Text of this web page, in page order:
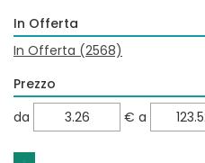
In Offerta
In Offerta (2568)
Prezzo
filtra
da € filtra
a